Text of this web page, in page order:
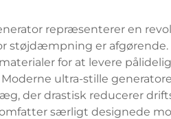
repræsenterer en
støjdæmpning er
for at levere
ultra-stille
der drastisk reducerer
særligt designede